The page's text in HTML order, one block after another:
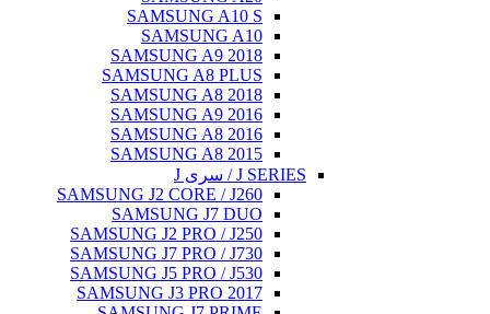
SAMSUNG A10 S
SAMSUNG A10
SAMSUNG A9 2018
SAMSUNG A8 PLUS
SAMSUNG A8 2018
SAMSUNG A9 2016
SAMSUNG A8 2016
SAMSUNG A8 2015
J SERIES / سری J
SAMSUNG J2 CORE / J260
SAMSUNG J7 DUO
SAMSUNG J2 PRO / J250
SAMSUNG J7 PRO / J730
SAMSUNG J5 PRO / J530
SAMSUNG J3 PRO 2017